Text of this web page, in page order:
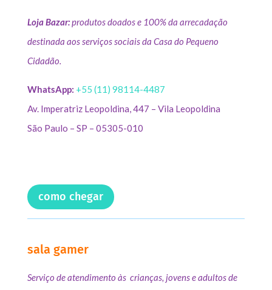
Loja Bazar:produtos doados e 100% da arrecadação
destinada aos serviços sociais da Casa do Pequeno
Cidadão.
WhatsApp: +55 (11) 98114-4487
Av. Imperatriz Leopoldina, 447 – Vila Leopoldina
São Paulo – SP – 05305-010
como chegar
sala gamer
Serviço de atendimento às crianças, jovens e adultos de